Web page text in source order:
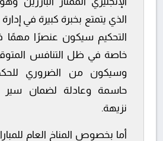
الذي يتمتع بخبرة كبيرة في إدارة
التحكيم سيكون عنصرًا مهمًا
خاصة في ظل التنافس
وسيكون من الضروري
حاسمة وعادلة لضمان سير
نزيهة.
أما بخصوص المناخ العام